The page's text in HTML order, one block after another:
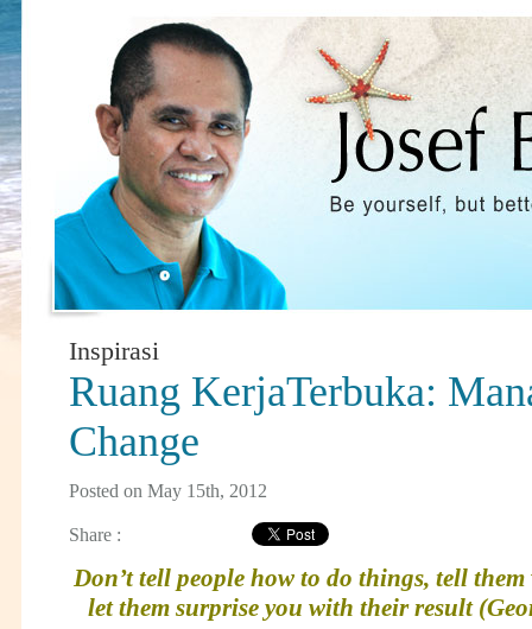
Inspirasi
Ruang KerjaTerbuka:
Change
Posted on May 15th, 2012
Share :
Don’t tell people how to do things, tell
let them surprise you with their result